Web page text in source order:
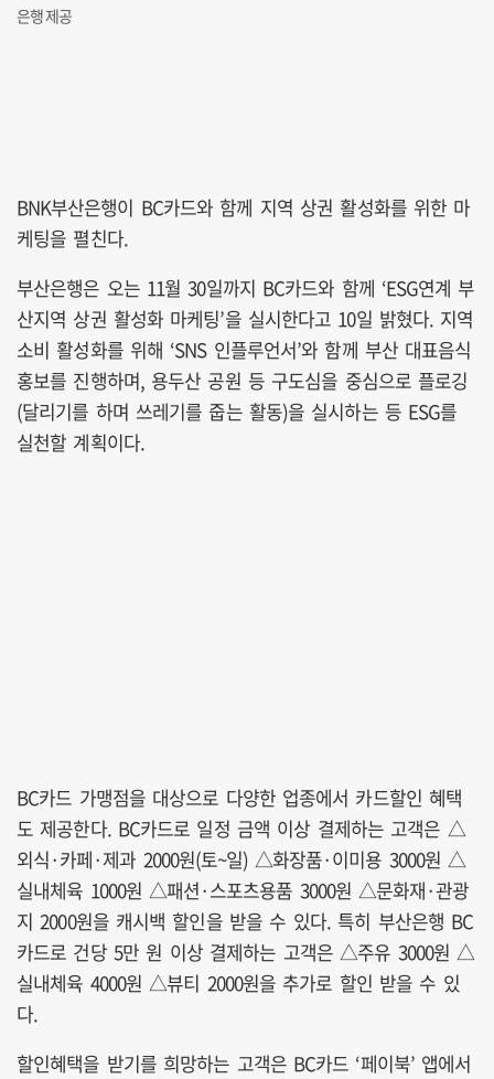
은행 제공
BNK부산은행이 BC카드와 함께 지역 상권 활성화를 위한 마
케팅을 펼친다.
부산은행은 오는 11월 30일까지 BC카드와 함께 ‘ESG연계 부
산지역 상권 활성화 마케팅’을 실시한다고 10일 밝혔다. 지역
소비 활성화를 위해 ‘SNS 인플루언서’와 함께 부산 대표음식
홍보를 진행하며, 용두산 공원 등 구도심을 중심으로 플로깅
(달리기를 하며 쓰레기를 줍는 활동)을 실시하는 등 ESG를
실천할 계획이다.
BC카드 가맹점을 대상으로 다양한 업종에서 카드할인 혜택
도 제공한다. BC카드로 일정 금액 이상 결제하는 고객은 △
외식·카페·제과 2000원(토~일) △화장품·이미용 3000원 △
실내체육 1000원 △패션·스포츠용품 3000원 △문화재·관광
지 2000원을 캐시백 할인을 받을 수 있다. 특히 부산은행 BC
카드로 건당 5만 원 이상 결제하는 고객은 △주유 3000원 △
실내체육 4000원 △뷰티 2000원을 추가로 할인 받을 수 있
다.
할인혜택을 받기를 희망하는 고객은 BC카드 ‘페이북’ 앱에서